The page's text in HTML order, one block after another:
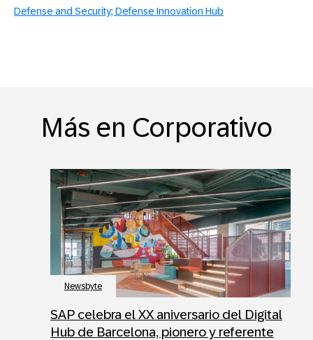
Defense and Security; Defense Innovation Hub
Más en Corporativo
Newsbyte
SAP celebra el XX aniversario del Digital
Hub de Barcelona, pionero y referente